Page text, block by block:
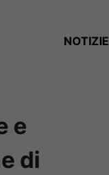
NOTIZIE
e
di